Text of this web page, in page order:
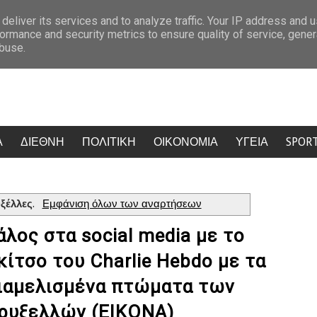
αιγιαλού Στην Κεφαλονιά η Άννα Βίσση: Ο ενθουσιασμός της
ΔΙΕΘΝΗ ΠΟΛΙΤΙΚΗ ΟΙΚΟΝΟΜΙΑ ΥΓΕΙΑ
. Εμφάνιση όλων των αναρτήσεων
στα social media με το
του Charlie Hebdo με τα
πτώματα των
(ΕΙΚΟΝΑ)
its services and to analyze traffic. Your IP address and
and security metrics to ensure quality of service,